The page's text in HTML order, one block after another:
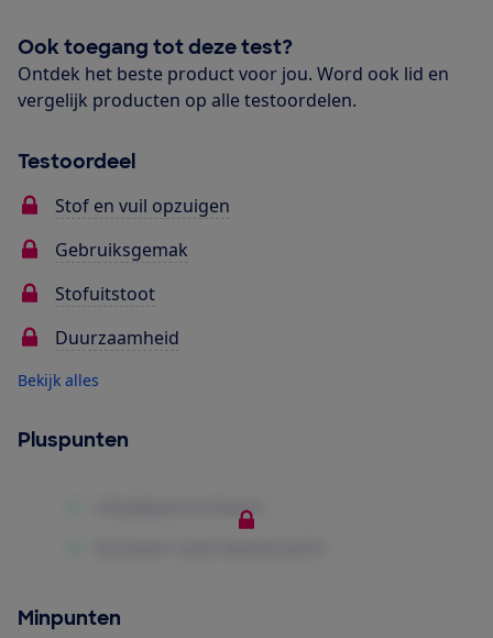
Ook toegang tot deze test?
Ontdek het beste product voor jou. Word ook lid en
vergelijk producten op alle testoordelen.
Testoordeel
Stof en vuil opzuigen
Gebruiksgemak
Stofuitstoot
Duurzaamheid
Bekijk alles
Pluspunten
Minpunten